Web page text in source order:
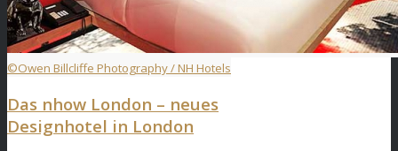
©Owen Billcliffe Photography / NH Hotels
Das nhow London – neues
Designhotel in London